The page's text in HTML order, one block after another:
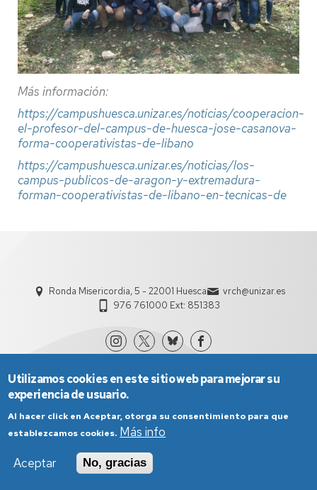
Más información:
https://campushuesca.unizar.es/noticias/cooperacion-
el-profesor-del-campus-de-huesca-jose-casanova-
forma-cooperativistas-de-libano
https://campushuesca.unizar.es/noticias/los-
campus-publicos-de-aragon-y-extremadura-
forman-cooperativistas-de-libano-en-tecnicas-de
Ronda Misericordia, 5 - 22001 Huesca
vrch@unizar.es
976 761000 Ext: 851383
Política de Privacidad
Utilizamos cookies en este sitio web para mejorar su
experiencia de usuario.
Al hacer click en Aceptar, otorga su consentimiento para que
establezcamos cookies. Más info
Aceptar
No, gracias